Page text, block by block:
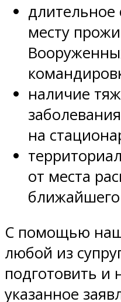
длительное
месту
наличие
на
от места
С помощью
любой из
подготовить и
указанное